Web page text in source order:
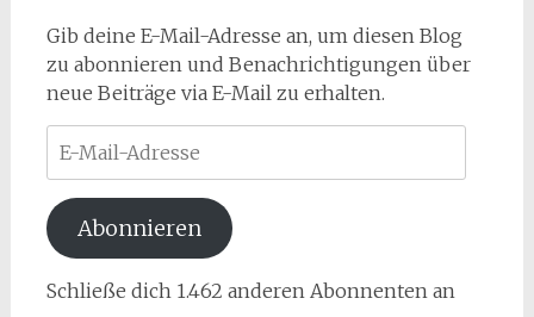
Gib deine E-Mail-Adresse an, um diesen Blog
zu abonnieren und Benachrichtigungen über
neue Beiträge via E-Mail zu erhalten.
Mail-
Adresse
Abonnieren
Schließe dich 1.462 anderen Abonnenten an